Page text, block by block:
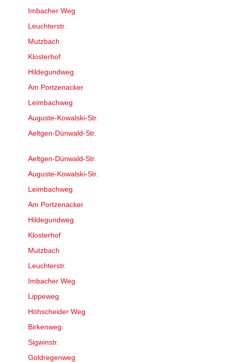
Imbacher Weg
Leuchterstr.
Mutzbach
Klosterhof
Hildegundweg
Am Portzenacker
Leimbachweg
Auguste-Kowalski-Str.
Aeltgen-Dünwald-Str.
Aeltgen-Dünwald-Str.
Auguste-Kowalski-Str.
Leimbachweg
Am Portzenacker
Hildegundweg
Klosterhof
Mutzbach
Leuchterstr.
Imbacher Weg
Lippeweg
Höhscheider Weg
Birkenweg
Sigwinstr.
Goldregenweg